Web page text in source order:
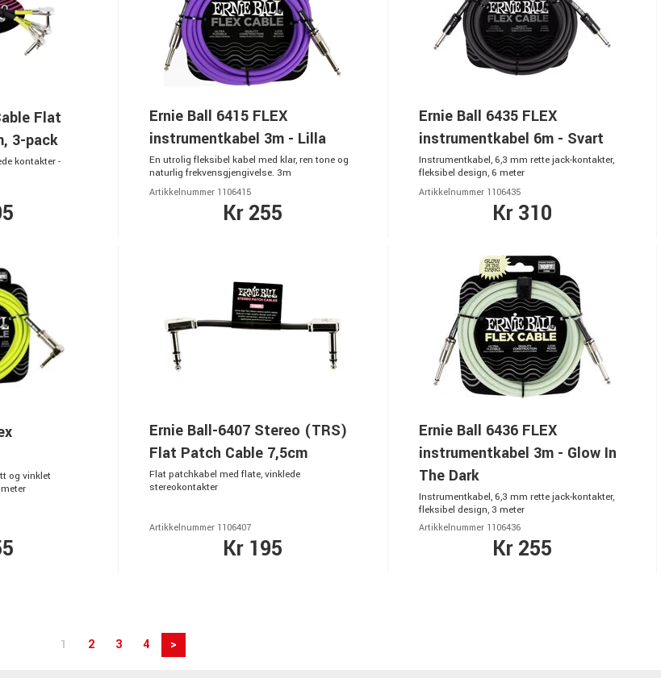
Flat
3-pack
kontakter -
Ernie Ball 6415 FLEX
instrumentkabel 3m - Lilla
En utrolig fleksibel kabel med klar, ren tone og
naturlig frekvensgjengivelse. 3m
Artikkelnummer 1106415
Kr 255
Ernie Ball 6435 FLEX
instrumentkabel 6m - Svart
Instrumentkabel, 6,3 mm rette jack-kontakter,
fleksibel design, 6 meter
Artikkelnummer 1106435
Kr 310
og vinklet
Ernie Ball-6407 Stereo (TRS)
Flat Patch Cable 7,5cm
Flat patchkabel med flate, vinklede
stereokontakter
Artikkelnummer 1106407
Kr 195
Ernie Ball 6436 FLEX
instrumentkabel 3m - Glow In
The Dark
Instrumentkabel, 6,3 mm rette jack-kontakter,
fleksibel design, 3 meter
Artikkelnummer 1106436
Kr 255
1 2 3 4 >